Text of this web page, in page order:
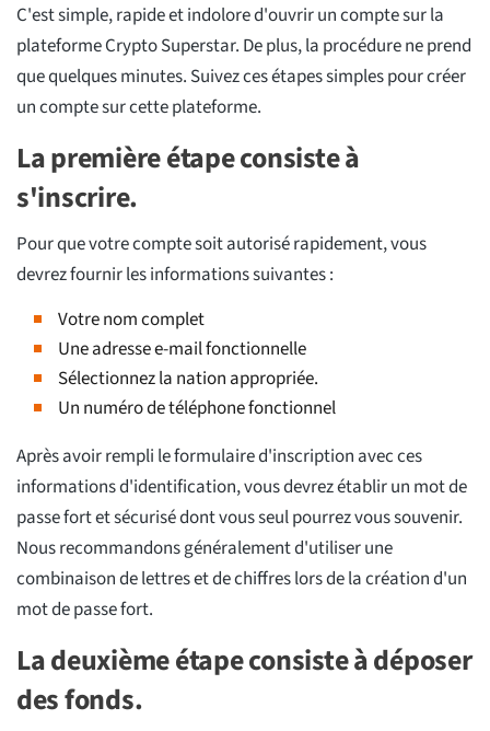
C'est simple, rapide et indolore d'ouvrir un compte sur la
plateforme Crypto Superstar. De plus, la procédure ne prend
que quelques minutes. Suivez ces étapes simples pour créer
un compte sur cette plateforme.
La première étape consiste à
s'inscrire.
Pour que votre compte soit autorisé rapidement, vous
devrez fournir les informations suivantes :
Votre nom complet
Une adresse e-mail fonctionnelle
Sélectionnez la nation appropriée.
Un numéro de téléphone fonctionnel
Après avoir rempli le formulaire d'inscription avec ces
informations d'identification, vous devrez établir un mot de
passe fort et sécurisé dont vous seul pourrez vous souvenir.
Nous recommandons généralement d'utiliser une
combinaison de lettres et de chiffres lors de la création d'un
mot de passe fort.
La deuxième étape consiste à déposer
des fonds.